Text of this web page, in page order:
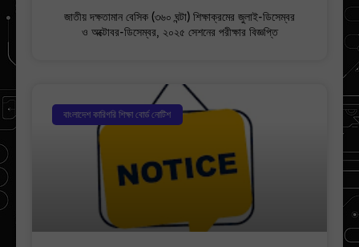
জাতীয় দক্ষতামান বেসিক (৩৬০ ঘন্টা) শিক্ষাক্রমের জুলাই-ডিসেম্বর
ও অক্টোবর-ডিসেম্বর, ২০২৫ সেশনের পরীক্ষার বিজ্ঞপ্তি
বাংলাদেশ কারিগরি শিক্ষা বোর্ড নোটিশ